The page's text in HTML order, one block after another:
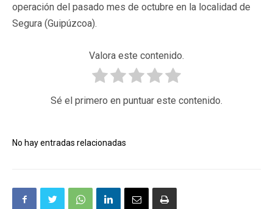
operación del pasado mes de octubre en la localidad de
Segura (Guipúzcoa).
Valora este contenido.
Sé el primero en puntuar este contenido.
No hay entradas relacionadas